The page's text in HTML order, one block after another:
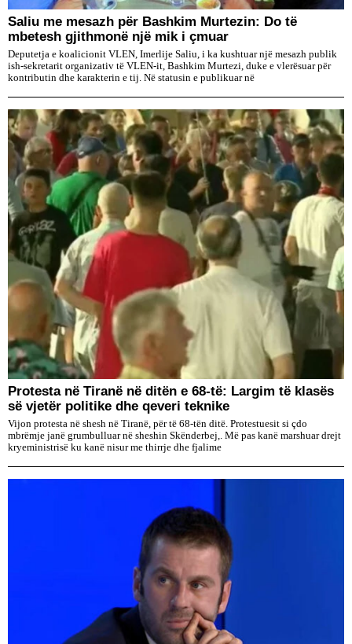
Saliu me mesazh për Bashkim Murtezin: Do të
mbetesh gjithmonë një mik i çmuar
Deputetja e koalicionit VLEN, Imerlije Saliu, i ka kushtuar një mesazh publik
ish-sekretarit organizativ të VLEN-it, Bashkim Murtezi, duke e vlerësuar për
kontributin dhe karakterin e tij. Në statusin e publikuar në
Protesta në Tiranë në ditën e 68-të: Largim të klasës
së vjetër politike dhe qeveri teknike
Vijon protesta në shesh në Tiranë, për të 68-tën ditë. Protestuesit si çdo
mbrëmje janë grumbulluar në sheshin Skënderbej,. Më pas kanë marshuar drejt
kryeministrisë ku kanë nisur me thirrje dhe fjalime